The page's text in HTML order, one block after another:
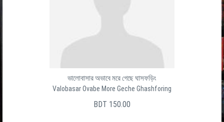
ভালোবাসার অভাবে মরে গেছে ঘাসফড়িং
Valobasar Ovabe More Geche Ghashforing
BDT 150.00